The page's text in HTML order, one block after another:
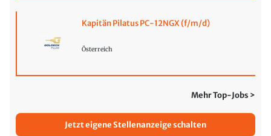
Kapitän Pilatus PC-12NGX (f/m/d)
Österreich
Mehr Top-Jobs >
Jetzt eigene Stellenanzeige schalten